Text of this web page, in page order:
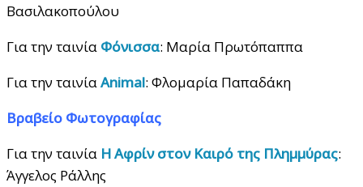
Βασιλακοπούλου
Για την ταινία Φόνισσα: Μαρία Πρωτόπαππα
Για την ταινίαAnimal: Φλομαρία Παπαδάκη
Βραβείο Φωτογραφίας
Για την ταινία Η Αφρίν στον Καιρό της Πλημμύρας:
Άγγελος Ράλλης